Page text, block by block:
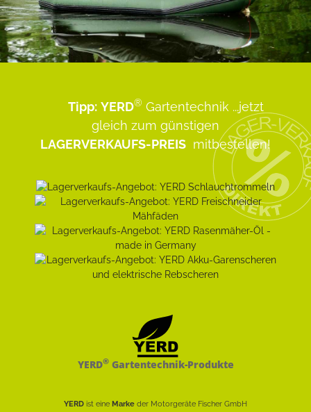
Tipp: YERD® Gartentechnik ...jetzt
gleich zum günstigen
LAGERVERKAUFS-PREIS mitbestellen!
YERD®Gartentechnik-Produkte
YERD ist eine Marke der Motorgeräte Fischer GmbH